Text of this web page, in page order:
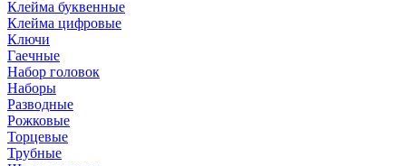
Клейма буквенные
Клейма цифровые
Ключи
Гаечные
Набор головок
Наборы
Разводные
Рожковые
Торцевые
Трубные